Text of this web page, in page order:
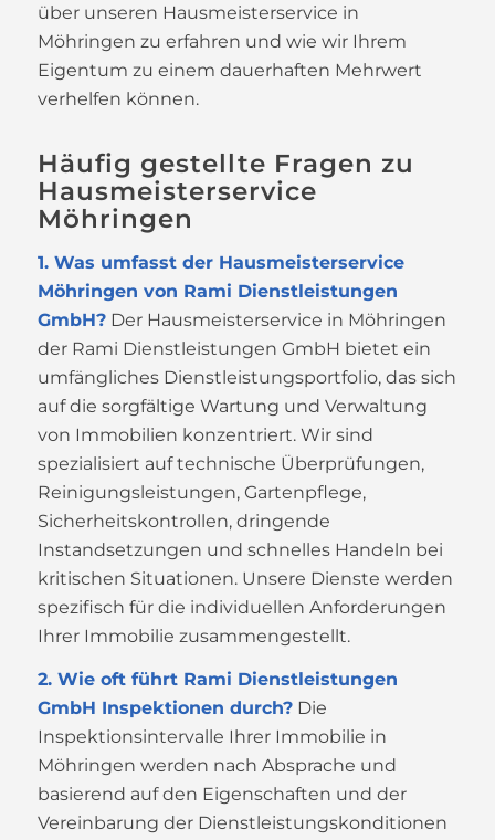
über unseren Hausmeisterservice in
Möhringen zu erfahren und wie wir Ihrem
Eigentum zu einem dauerhaften Mehrwert
verhelfen können.
Häufig gestellte Fragen zu
Hausmeisterservice
Möhringen
1. Was umfasst der Hausmeisterservice
Möhringen von Rami Dienstleistungen
GmbH?Der Hausmeisterservice in Möhringen
der Rami Dienstleistungen GmbH bietet ein
umfängliches Dienstleistungsportfolio, das sich
auf die sorgfältige Wartung und Verwaltung
von Immobilien konzentriert. Wir sind
spezialisiert auf technische Überprüfungen,
Reinigungsleistungen, Gartenpflege,
Sicherheitskontrollen, dringende
Instandsetzungen und schnelles Handeln bei
kritischen Situationen. Unsere Dienste werden
spezifisch für die individuellen Anforderungen
Ihrer Immobilie zusammengestellt.
2. Wie oft führt Rami Dienstleistungen
GmbH Inspektionen durch?Die
Inspektionsintervalle Ihrer Immobilie in
Möhringen werden nach Absprache und
basierend auf den Eigenschaften und der
Vereinbarung der Dienstleistungskonditionen